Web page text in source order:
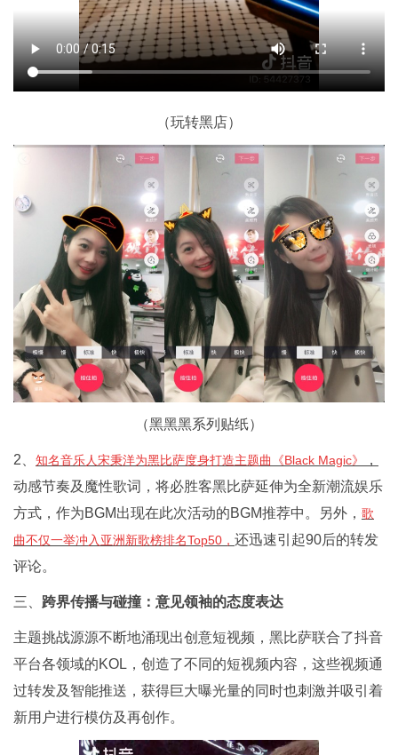
（玩转黑店）
（黑黑黑系列贴纸）
2、 知名音乐人宋秉洋为黑比萨度身打造主题曲《Black Magic》
，
动感节奏及魔性歌词，将必胜客黑比萨延伸为全新潮流娱乐
方式，作为BGM出现在此次活动的BGM推荐中。另外， 歌
曲不仅一举冲入亚洲新歌榜排名Top50 ， 还迅速引起90后的转发
评论。
三、 跨界传播与碰撞：意见领袖的态度表达
主题挑战源源不断地涌现出创意短视频，黑比萨联合了抖音
平台各领域的KOL，创造了不同的短视频内容，这些视频通
过转发及智能推送，获得巨大曝光量的同时也刺激并吸引着
新用户进行模仿及再创作。